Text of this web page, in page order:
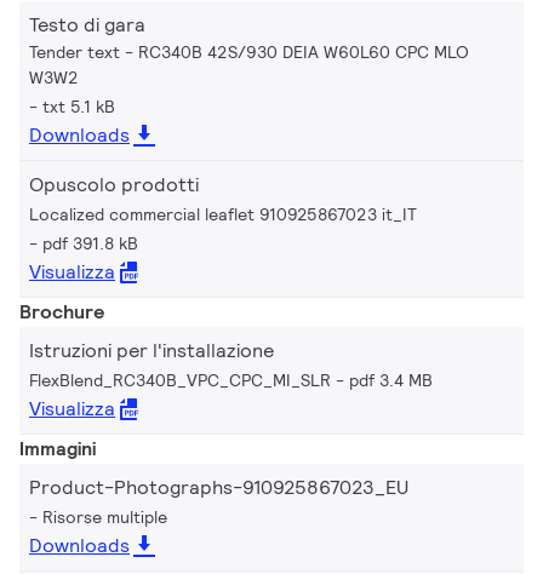
Testo di gara
Tender text - RC340B 42S/930 DEIA W60L60 CPC MLO
W3W2
txt 5.1 kB
Downloads
Opuscolo prodotti
Localized commercial leaflet 910925867023 it_IT
pdf 391.8 kB
Visualizza
Brochure
Istruzioni per l'installazione
FlexBlend_RC340B_VPC_CPC_MI_SLR pdf 3.4 MB
Visualizza
Immagini
Product-Photographs-910925867023_EU
Risorse multiple
Downloads